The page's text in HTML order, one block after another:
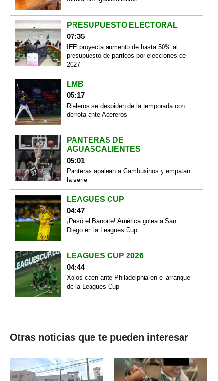
PRESUPUESTO ELECTORAL
07:35
IEE proyecta aumento de hasta 50% al
presupuesto de partidos por elecciones de
2027
LMB
05:17
Rieleros se despiden de la temporada con
derrota ante Acereros
PANTERAS DE
AGUASCALIENTES
05:01
Panteras apalean a Gambusinos y empatan
la serie
LEAGUES CUP
04:47
¡Pesó el Banorte! América golea a San
Diego en la Leagues Cup
LEAGUES CUP 2026
04:44
Xolos caen ante Philadelphia en el arranque
de la Leagues Cup
Otras noticias que te pueden interesar